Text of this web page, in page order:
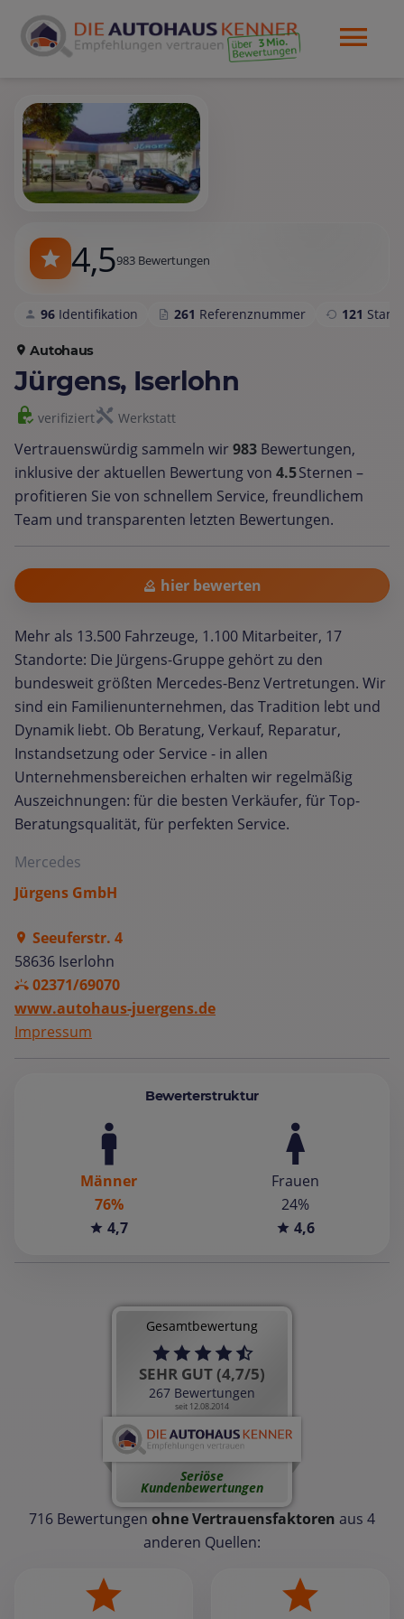
4,5983 Bewertungen
96 Identifikation 261 Referenznummer 121
Autohaus
Jürgens, Iserlohn
verifiziert Werkstatt
Vertrauenswürdig sammeln wir983 Bewertungen,
inklusive der aktuellen Bewertung von 4.5Sternen –
profitieren Sie von schnellem Service, freundlichem
Team und transparenten letzten Bewertungen.
hier bewerten
Mehr als 13.500 Fahrzeuge, 1.100 Mitarbeiter, 17
Standorte: Die Jürgens-Gruppe gehört zu den
bundesweit größten Mercedes-Benz Vertretungen. Wir
sind ein Familienunternehmen, das Tradition lebt und
Dynamik liebt. Ob Beratung, Verkauf, Reparatur,
Instandsetzung oder Service - in allen
Unternehmensbereichen erhalten wir regelmäßig
Auszeichnungen: für die besten Verkäufer, für Top-
Beratungsqualität, für perfekten Service.
Mercedes
Jürgens GmbH
Seeuferstr. 4
58636 Iserlohn
02371/69070
www.autohaus-juergens.de
Impressum
Bewerterstruktur
Männer
76%
4,7
Frauen
24%
4,6
Gesamtbewertung
SEHR GUT (4,7/5)
267 Bewertungen
seit 12.08.2014
Seriöse
Kundenbewertungen
716 Bewertungen ohne Vertrauensfaktoren aus 4
anderen Quellen: